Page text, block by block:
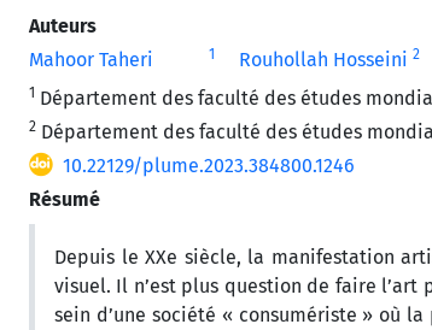
Auteurs
Mahoor Taheri
1 Rouhollah Hosseini 2
1 Département des faculté des études
2 Département des faculté des études
10.22129/plume.2023.384800.1246
Résumé
Depuis le XXe siècle, la manifestation
visuel. Il n’est plus question de faire
sein d’une société « consumériste » où